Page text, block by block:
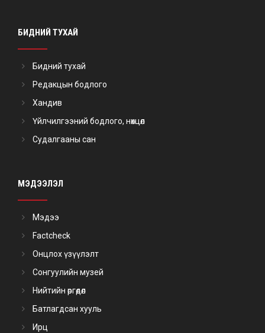
БИДНИЙ ТУХАЙ
Бидний тухай
Редакцын бодлого
Хандив
Үйлчилгээний бодлого, нөхцөл
Судалгааны сан
МЭДЭЭЛЭЛ
Мэдээ
Factcheck
Онцлох үзүүлэлт
Сонгуулийн музей
Нийтийн өргөдөл
Батлагдсан хууль
Ирц